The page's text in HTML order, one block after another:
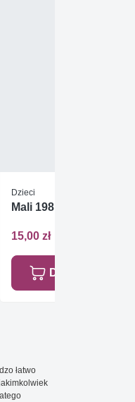
Dzieci
Mali 1981 Czyste **
15,00 zł
Dodaj do
łatwo